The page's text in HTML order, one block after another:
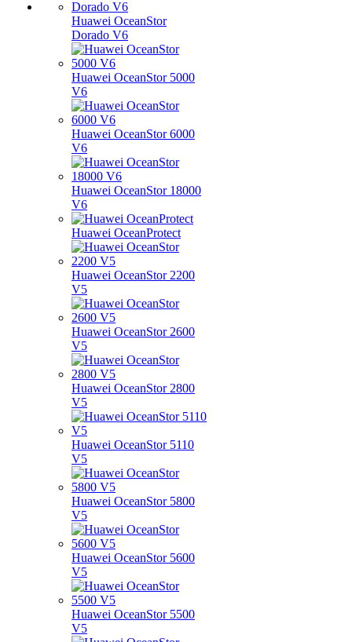
Huawei OceanStor
Dorado V6
Huawei OceanStor 5000
V6
Huawei OceanStor 6000
V6
Huawei OceanStor 18000
V6
Huawei OceanProtect
Huawei OceanStor 2200
V5
Huawei OceanStor 2600
V5
Huawei OceanStor 2800
V5
Huawei OceanStor 5110
V5
Huawei OceanStor 5800
V5
Huawei OceanStor 5600
V5
Huawei OceanStor 5500
V5